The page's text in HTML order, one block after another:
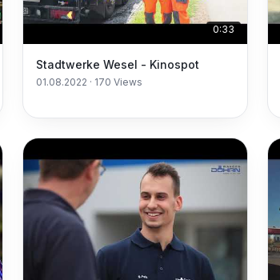
0:33
Stadtwerke Wesel - Kinospot
01.08.2022 · 170 Views